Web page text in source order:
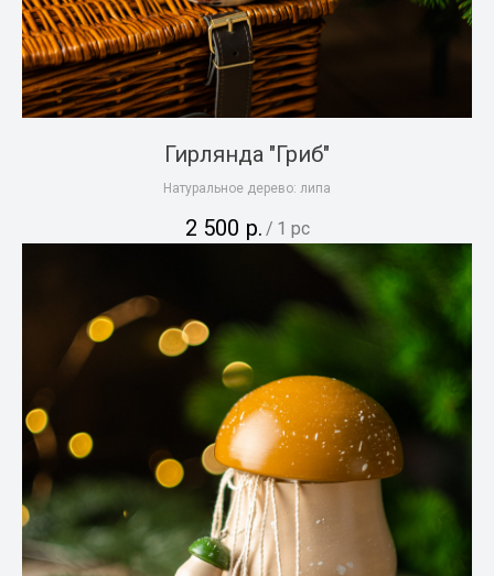
Гирлянда "Гриб"
Натуральное дерево: липа
2 500 р. / 1 pc